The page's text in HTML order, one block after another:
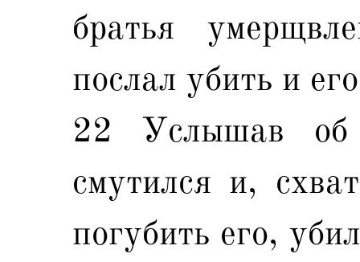
братья
послал убить и
22 Услышав об
смутился и,
погубить его,